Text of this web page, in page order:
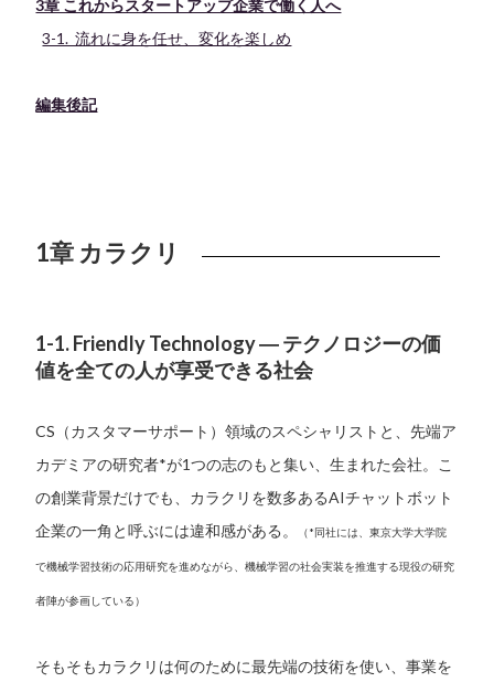
3章 これからスタートアップ企業で働く人へ
3-1. 流れに身を任せ、変化を楽しめ
編集後記
1章 カラクリ
1-1. Friendly Technology ― テクノロジーの価
値を全ての人が享受できる社会
CS（カスタマーサポート）領域のスペシャリストと、先端ア
カデミアの研究者*が1つの志のもと集い、生まれた会社。こ
の創業背景だけでも、カラクリを数多あるAIチャットボット
企業の一角と呼ぶには違和感がある。
（*同社には、東京大学大学院
で機械学習技術の応用研究を進めながら、機械学習の社会実装を推進する現役の研究
者陣が参画している）
そもそもカラクリは何のために最先端の技術を使い、事業を